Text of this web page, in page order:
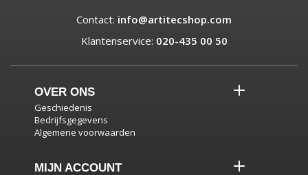
Contact: info@artitecshop.com
Klantenservice: 020-435 00 50
OVER ONS
Geschiedenis
Bedrijfsgegevens
Algemene voorwaarden
MIJN ACCOUNT